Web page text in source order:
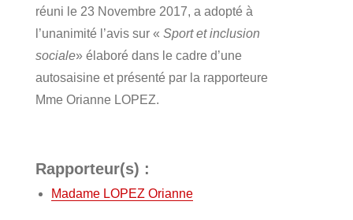
réuni le 23 Novembre 2017, a adopté à
l’unanimité l’avis sur « Sport et inclusion
sociale» élaboré dans le cadre d’une
autosaisine et présenté par la rapporteure
Mme Orianne LOPEZ.
Rapporteur(s) :
Madame LOPEZ Orianne